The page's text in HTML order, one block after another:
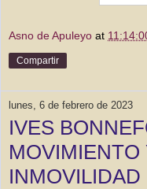
Asno de Apuleyo at
Compartir
lunes, 6 de febrero de 2023
IVES
MOVIMIENTO